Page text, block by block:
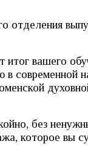
вашего
современной
без
которое